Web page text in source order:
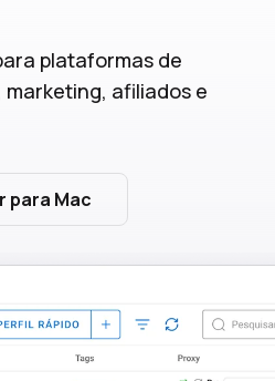
plataformas de
afiliados e
para Mac